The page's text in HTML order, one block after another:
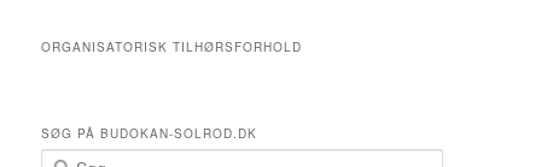
ORGANISATORISK TILHØRSFORHOLD
SØG PÅ BUDOKAN-SOLROD.DK